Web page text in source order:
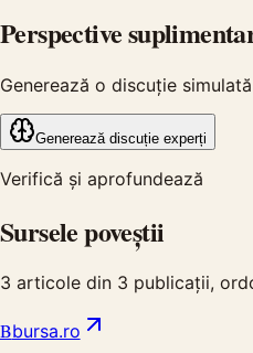
Perspective
Generează o discuție
Generează discuție experți
Verifică și aprofundează
Sursele poveștii
3 articole din 3 publicații,
Bbursa.ro